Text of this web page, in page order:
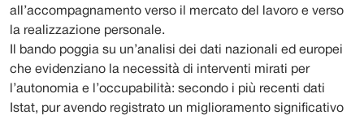
all’accompagnamento verso il mercato del lavoro e verso
la realizzazione personale.
Il bando poggia su un’analisi dei dati nazionali ed europei
che evidenziano la necessità di interventi mirati per
l’autonomia e l’occupabilità: secondo i più recenti dati
Istat, pur avendo registrato un miglioramento significativo